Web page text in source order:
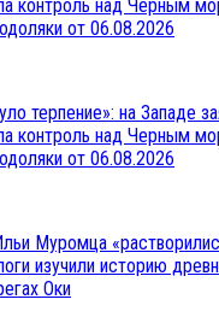
терпение»: на Западе
контроль над Черным
от 06.08.2026